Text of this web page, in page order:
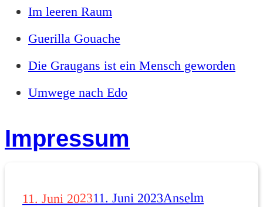
Im leeren Raum
Guerilla Gouache
Die Graugans ist ein Mensch geworden
Umwege nach Edo
Impressum
Veröffentlicht
11. Juni 202311. Juni 2023Autor
Anselm